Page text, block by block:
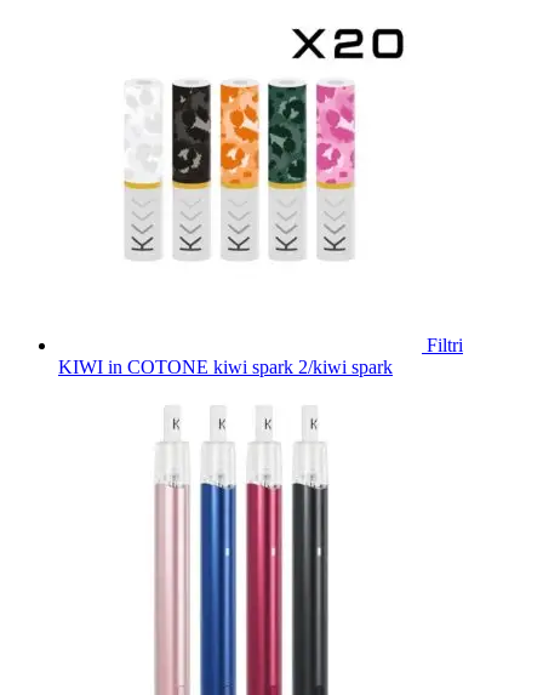
Filtri
KIWI in COTONE kiwi spark 2/kiwi spark